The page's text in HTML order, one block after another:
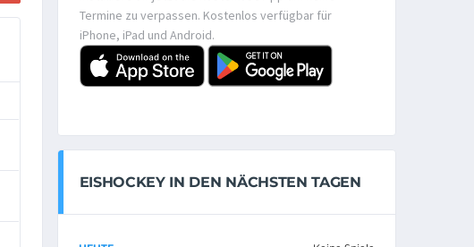
Termine zu verpassen. Kostenlos verfügbar für
iPhone, iPad und Android.
EISHOCKEY IN DEN NÄCHSTEN TAGEN